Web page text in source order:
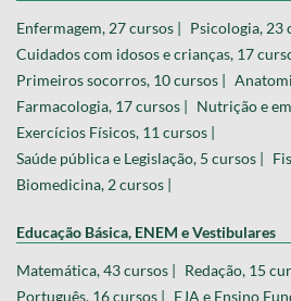
Enfermagem, 27 cursos | Psicologia, 23
Cuidados com idosos e crianças, 17
Primeiros socorros, 10 cursos |
Farmacologia, 17 cursos | Nutrição e
Exercícios Físicos, 11 cursos |
Saúde pública e Legislação, 5 cursos |
Biomedicina, 2 cursos |
Educação Básica, ENEM e Vestibulares
Matemática, 43 cursos | Redação, 15
Português, 16 cursos | EJA e Ensino